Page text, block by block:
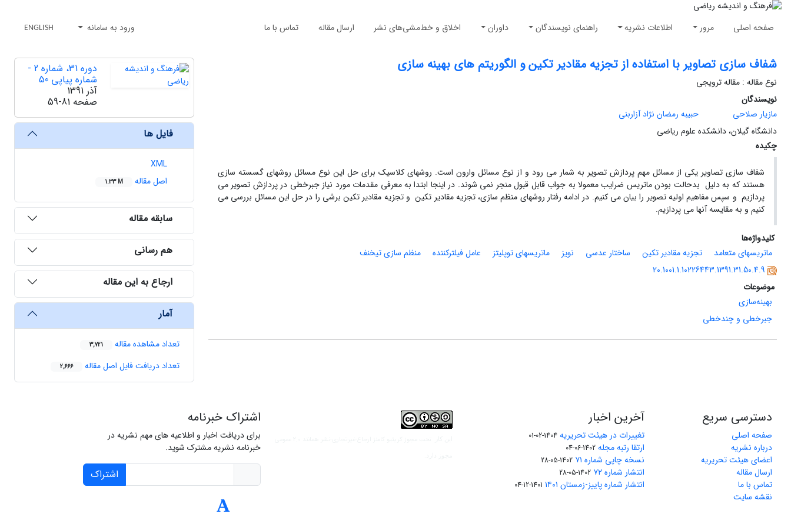
صفحه اصلی مرور اطلاعات نشریه راهنمای نویسندگان داوران اخلاق و خط‌مشی‌های نشر ارسال مقاله تماس با ما ورود به سامانه ENGLISH
شفاف سازی تصاویر با استفاده از تجزیه مقادیر تکین و الگوریتم های بهینه سازی
نوع مقاله : مقاله ترویجی
نویسندگان
مازیار صلاحی
حبیبه رمضان نژاد آزاربنی
دانشگاه گیلان، دانشکده علوم ریاضی
چکیده
شفاف سازی تصاویر یکی از مسائل مهم پردازش تصویر به شمار می رود و از نوع مسائل وارون است. روشهای کلاسیک برای حل این نوع مسائل روشهای گسسته سازی
هستند که به دلیل بدحالت بودن ماتریس ضرایب معمولا به جواب قابل قبول منجر نمی شوند. در اینجا ابتدا به معرفی مقدمات مورد نیاز جبرخطی در پردازش تصویر می
پردازیم و سپس مفاهیم اولیه تصویر را بیان می کنیم. در ادامه رفتار روشهای منظم سازی، تجزیه مقادیر تکین و تجزیه مقادیر تکین برشی را در حل این مسائل بررسی می
کنیم و به مقایسه آنها می پردازیم.
کلیدواژه‌ها
ماتریسهای متعامد
تجزیه مقادیر تکین ساختار عدسی نویز ماتریسهای توپلیتز عامل فیلترکننده
منظم سازی تیخنف
20.1001.1.10226443.1391.31.50.4.9
موضوعات
بهینه‌سازی
جبرخطی و چندخطی
دوره 31، شماره 2 -
شماره پیاپی 50
آذر 1391
صفحه 59-81
فایل ها
XML
اصل مقاله
1.33 M
سابقه مقاله
هم رسانی
ارجاع به این مقاله
آمار
تعداد مشاهده مقاله 3,721
تعداد دریافت فایل اصل مقاله 2,666
دسترسی سریع
صفحه اصلی
درباره نشریه
اعضای هیئت تحریریه
ارسال مقاله
تماس با ما
نقشه سایت
آخرین اخبار
تغییرات در هیئت تحریریه 1404-02-01
ارتقا رتبه مجله 1402-06-04
نسخه چاپی شماره ۷۱ 1402-05-28
انتشار شماره ۷۲ 1402-05-28
انتشار شماره پاییز-زمستان ۱۴۰۱ 1401-12-04
اشتراک خبرنامه
برای دریافت اخبار و اطلاعیه های مهم نشریه در
خبرنامه نشریه مشترک شوید.
اشتراک